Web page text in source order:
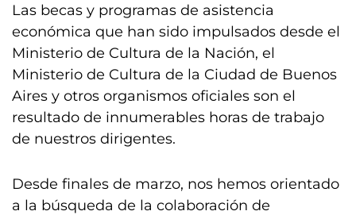
Las becas y programas de asistencia
económica que han sido impulsados desde el
Ministerio de Cultura de la Nación, el
Ministerio de Cultura de la Ciudad de Buenos
Aires y otros organismos oficiales son el
resultado de innumerables horas de trabajo
de nuestros dirigentes.
Desde finales de marzo, nos hemos orientado
a la búsqueda de la colaboración de